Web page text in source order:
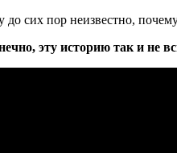
до сих пор неизвестно,
эту историю так и не